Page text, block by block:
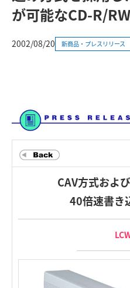
が可能なCD-R/
2002/08/20 新商品・プレスリリース
CAV方式およ
40倍速書き